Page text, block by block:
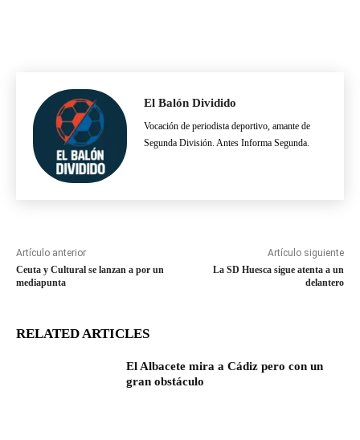
El Balón Dividido
Vocación de periodista deportivo, amante de
Segunda División. Antes Informa Segunda.
Artículo anterior
Ceuta y Cultural se lanzan a por un
mediapunta
Artículo siguiente
La SD Huesca sigue atenta a un
delantero
RELATED ARTICLES
El Albacete mira a Cádiz pero con un
gran obstáculo